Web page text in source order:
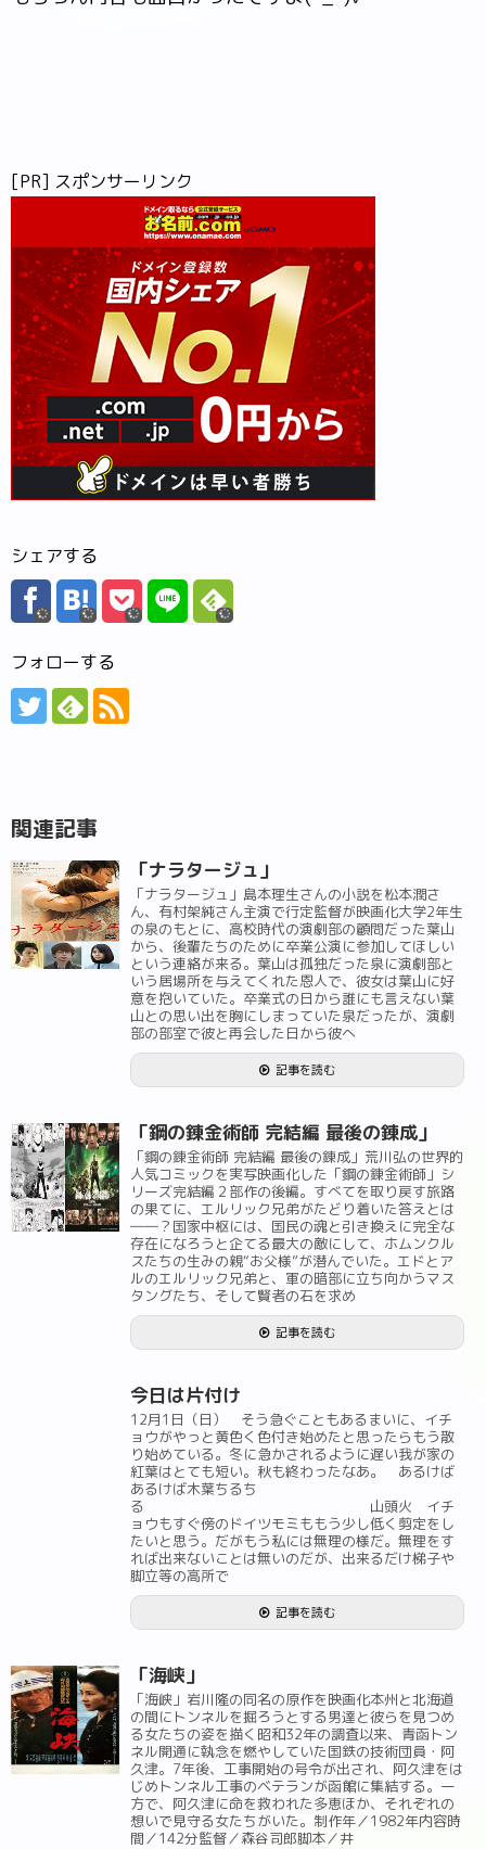
[PR] スポンサーリンク
シェアする
フォローする
関連記事
「ナラタージュ」
「ナラタージュ」島本理生さんの小説を松本潤さ
ん、有村架純さん主演で行定監督が映画化大学2年生
の泉のもとに、高校時代の演劇部の顧問だった葉山
から、後輩たちのために卒業公演に参加してほしい
という連絡が来る。葉山は孤独だった泉に演劇部と
いう居場所を与えてくれた恩人で、彼女は葉山に好
意を抱いていた。卒業式の日から誰にも言えない葉
山との思い出を胸にしまっていた泉だったが、演劇
部の部室で彼と再会した日から彼へ
記事を読む
「鋼の錬金術師 完結編 最後の錬成」
「鋼の錬金術師 完結編 最後の錬成」荒川弘の世界的
人気コミックを実写映画化した「鋼の錬金術師」シ
リーズ完結編２部作の後編。すべてを取り戻す旅路
の果てに、エルリック兄弟がたどり着いた答えとは
――？国家中枢には、国民の魂と引き換えに完全な
存在になろうと企てる最大の敵にして、ホムンクル
スたちの生みの親“お父様”が潜んでいた。エドとア
ルのエルリック兄弟と、軍の暗部に立ち向かうマス
タングたち、そして賢者の石を求め
記事を読む
今日は片付け
12月1日（日） そう急ぐこともあるまいに、イチ
ョウがやっと黄色く色付き始めたと思ったらもう散
り始めている。冬に急かされるように遅い我が家の
紅葉はとても短い。秋も終わったなあ。 あるけば
あるけば木葉ちるち
る 山頭火 イチ
ョウもすぐ傍のドイツモミももう少し低く剪定をし
たいと思う。だがもう私には無理の様だ。無理をす
れば出来ないことは無いのだが、出来るだけ梯子や
脚立等の高所で
記事を読む
「海峡」
「海峡」岩川隆の同名の原作を映画化本州と北海道
の間にトンネルを掘ろうとする男達と彼らを見つめ
る女たちの姿を描く昭和32年の調査以来、青函トン
ネル開通に執念を燃やしていた国鉄の技術団員・阿
久津。7年後、工事開始の号令が出され、阿久津をは
じめトンネル工事のベテランが函館に集結する。一
方で、阿久津に命を救われた多恵ほか、それぞれの
想いで見守る女たちがいた。制作年／1982年内容時
間／142分監督／森谷司郎脚本／井